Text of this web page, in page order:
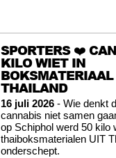
SPORTERS ❤️
KILO WIET IN
THAILAND
16 juli 2026 - Wie denkt
cannabis niet samen
op Schiphol werd 50 kilo
thaiboksmaterialen UIT
onderschept.